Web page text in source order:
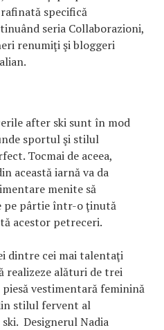
specifică
seria Collaborazioni,
renumiţi şi bloggeri
after ski sunt în mod
sportul şi stilul
Tocmai de aceea,
această iarnă va da
menite să
pe pârtie într-o ţinută
acestor petreceri.
dintre cei mai talentaţi
realizeze alături de trei
vestimentară feminină
stilul fervent al
Designerul Nadia